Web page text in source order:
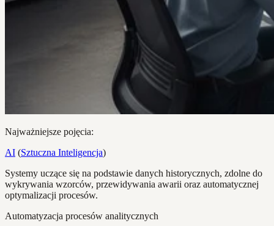
Najważniejsze pojęcia:
AI (Sztuczna Inteligencja)
Systemy uczące się na podstawie danych historycznych, zdolne do
wykrywania wzorców, przewidywania awarii oraz automatycznej
optymalizacji procesów.
Automatyzacja procesów analitycznych